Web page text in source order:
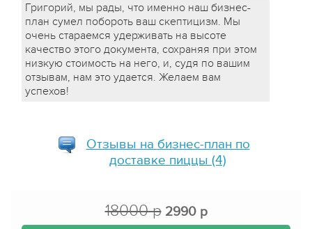
Григорий, мы рады, что именно наш бизнес-
план сумел побороть ваш скептицизм. Мы
очень стараемся удерживать на высоте
качество этого документа, сохраняя при этом
низкую стоимость на него, и, судя по вашим
отзывам, нам это удается. Желаем вам
успехов!
Отзывы на бизнес-план по
доставке пиццы (4)
18000 р 2990 р